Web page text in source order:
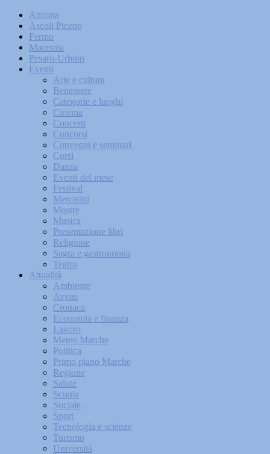
Ancona
Ascoli Piceno
Fermo
Macerata
Pesaro-Urbino
Eventi
Arte e cultura
Benessere
Categorie e luoghi
Cinema
Concerti
Concorsi
Convegni e seminari
Corsi
Danza
Eventi del mese
Festival
Mercatini
Mostre
Musica
Presentazione libri
Religione
Sagra e gastronomia
Teatro
Attualità
Ambiente
Avvisi
Cronaca
Economia e finanza
Lavoro
Meteo Marche
Politica
Primo piano Marche
Regione
Salute
Scuola
Sociale
Sport
Tecnologia e scienze
Turismo
Università